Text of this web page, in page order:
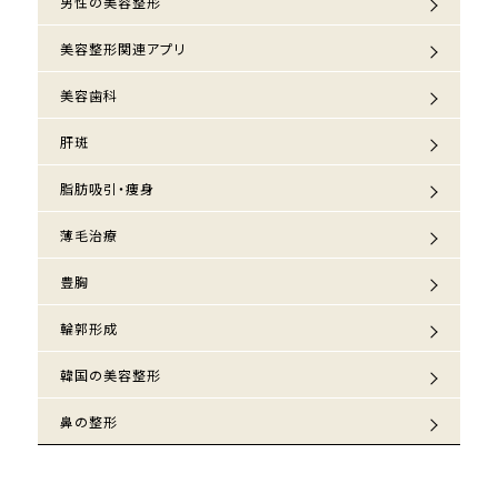
美容整形関連アプリ
美容歯科
肝斑
脂肪吸引・痩身
薄毛治療
豊胸
輪郭形成
韓国の美容整形
鼻の整形